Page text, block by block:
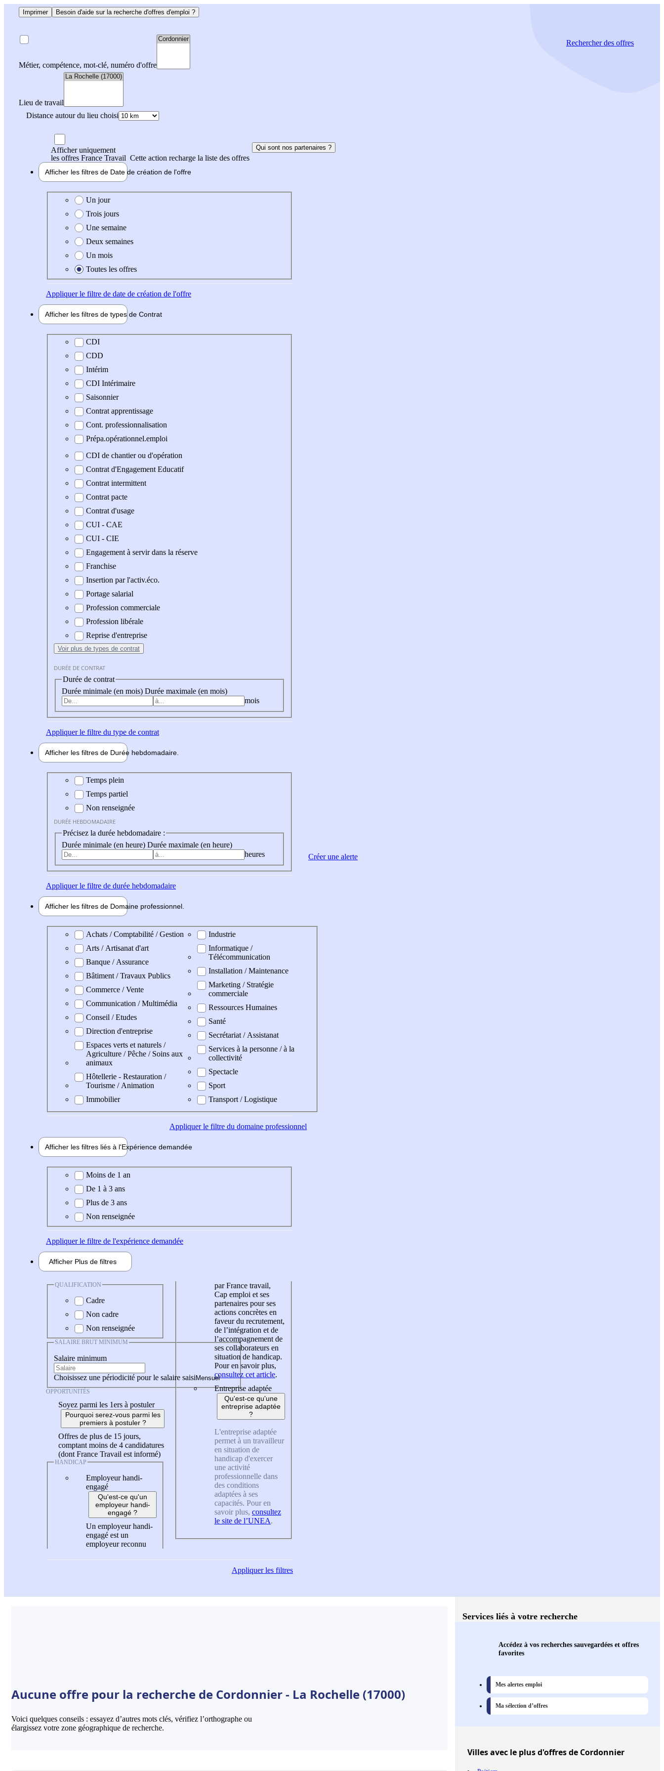
Imprimer Besoin d'aide sur la recherche d'offres d'emploi ?
Métier, compétence, mot-clé, numéro d'offre
Lieu de travail
Distance autour du lieu choisi
Rechercherdes offres
Afficher uniquement
les offres France Travail Cette action recharge la liste des offres
Qui sont nos partenaires ?
Afficher les filtres de Date de création de l'offre
Date de création de l'offre
Un jour
Trois jours
Une semaine
Deux semaines
Un mois
Toutes les offres
Appliquerle filtre de date de création de l'offre
Afficher les filtres de types de Contrat
Type de contrat
CDI
CDD
Intérim
CDI Intérimaire
Saisonnier
Contrat apprentissage
Cont. professionnalisation
Prépa.opérationnel.emploi
CDI de chantier ou d'opération
Contrat d'Engagement Educatif
Contrat intermittent
Contrat pacte
Contrat d'usage
CUI - CAE
CUI - CIE
Engagement à servir dans la réserve
Franchise
Insertion par l'activ.éco.
Portage salarial
Profession commerciale
Profession libérale
Reprise d'entreprise
Voir plus de types de contrat
DURÉE DE CONTRAT
Durée de contrat
Durée minimale (en mois) Durée maximale (en mois)
mois
Appliquerle filtre du type de contrat
Afficher les filtres de Durée hebdomadaire
Durée hebdomadaire
Temps plein
Temps partiel
Non renseignée
DURÉE HEBDOMADAIRE
Précisez la durée hebdomadaire :
Durée minimale (en heure) Durée maximale (en heure)
heures
Appliquerle filtre de durée hebdomadaire
Afficher les filtres de Domaine professionnel
Domaine professionel
Achats / Comptabilité / Gestion
Arts / Artisanat d'art
Banque / Assurance
Bâtiment / Travaux Publics
Commerce / Vente
Communication / Multimédia
Conseil / Etudes
Direction d'entreprise
Espaces verts et naturels /
Agriculture / Pêche / Soins aux
animaux
Hôtellerie - Restauration /
Tourisme / Animation
Immobilier
Industrie
Informatique /
Télécommunication
Installation / Maintenance
Marketing / Stratégie
commerciale
Ressources Humaines
Santé
Secrétariat / Assistanat
Services à la personne / à la
collectivité
Spectacle
Sport
Transport / Logistique
Appliquerle filtre du domaine professionnel
Afficher les filtres liés à l'Expérience demandée
Expérience demandée
Moins de 1 an
De 1 à 3 ans
Plus de 3 ans
Non renseignée
Appliquerle filtre de l'expérience demandée
Afficher Plus de filtres
QUALIFICATION
Cadre
Non cadre
Non renseignée
SALAIRE BRUT MINIMUM
Salaire minimum
Choisissez une périodicité pour le salaire saisi
OPPORTUNITÉS
Soyez parmi les 1ers à postuler
Pourquoi serez-vous parmi les
premiers à postuler ?
Offres de plus de 15 jours,
comptant moins de 4 candidatures
(dont France Travail est informé)
HANDICAP
Employeur handi-
engagé
Qu'est-ce qu'un
employeur handi-
engagé ?
Un employeur handi-
engagé est un
employeur reconnu
par France travail,
Cap emploi et ses
partenaires pour ses
actions concrètes en
faveur du recrutement,
de l’intégration et de
l’accompagnement de
ses collaborateurs en
situation de handicap.
Pour en savoir plus,
consultez cet article.
Entreprise adaptée
Qu'est-ce qu'une
entreprise adaptée
?
L'entreprise adaptée
permet à un travailleur
en situation de
handicap d'exercer
une activité
professionnelle dans
des conditions
adaptées à ses
capacités. Pour en
savoir plus, consultez
le site de l’UNEA.
Appliquerles filtres
Créer une alerte
Aucune offre pour la recherche de Cordonnier - La Rochelle (17000)
Voici quelques conseils : essayez d’autres mots clés, vérifiez l’orthographe ou
élargissez votre zone géographique de recherche.
Services liés à votre recherche
Accédez à vos recherches sauvegardées et offres
favorites
Mes alertes emploi
Ma sélection d’offres
Villesavec le plus d'offres de Cordonnier